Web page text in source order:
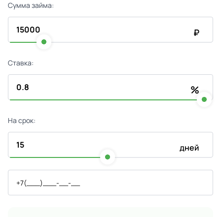
Сумма займа:
₽
Ставка:
%
На срок:
дней